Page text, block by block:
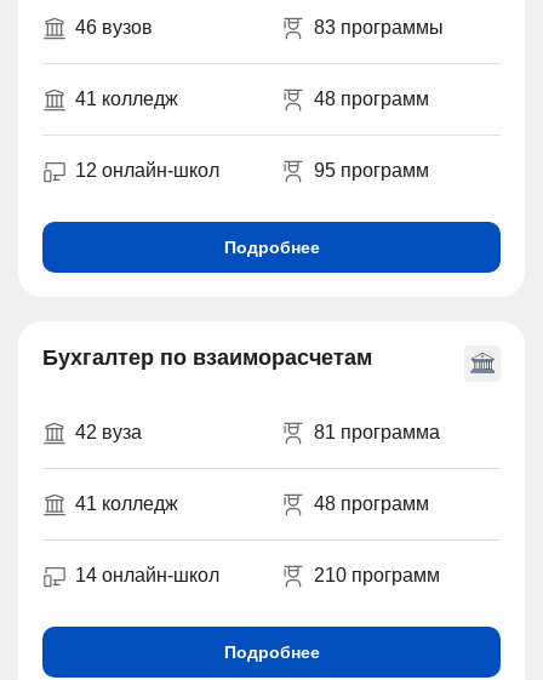
46 вузов 83 программы
41 колледж 48 программ
12 онлайн-школ 95 программ
Подробнее
Бухгалтер по взаиморасчетам
42 вуза 81 программа
41 колледж 48 программ
14 онлайн-школ 210 программ
Подробнее